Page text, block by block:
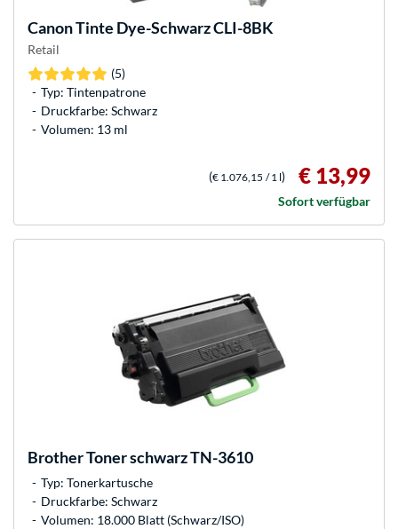
CanonTinte Dye-Schwarz CLI-8BK
Retail
(5)
Typ: Tintenpatrone
Druckfarbe: Schwarz
Volumen: 13 ml
(€ 1.076,15 / 1 l) € 13,99
Sofort verfügbar
BrotherToner schwarz TN-3610
Typ: Tonerkartusche
Druckfarbe: Schwarz
Volumen: 18.000 Blatt (Schwarz/ISO)